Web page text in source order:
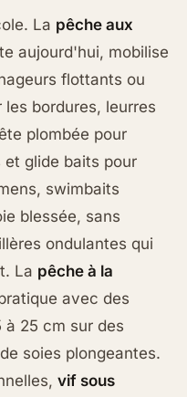
La pêche aux
aujourd'hui, mobilise
flottants ou
bordures, leurres
plombée pour
glide baits pour
swimbaits
blessée, sans
ondulantes qui
La pêche à la
avec des
à 25 cm sur des
soies plongeantes.
vif sous